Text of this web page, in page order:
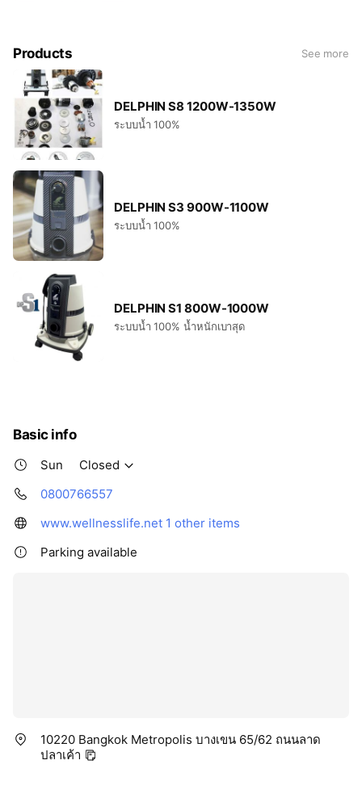
Products See more
DELPHIN S8 1200W-1350W
ระบบน้ำ 100%
DELPHIN S3 900W-1100W
ระบบน้ำ 100%
DELPHIN S1 800W-1000W
ระบบน้ำ 100% น้ำหนักเบาสุด
Basic info
Sun
Closed
0800766557
www.wellnesslife.net 1 other items
Parking available
10220 Bangkok Metropolis บางเขน 65/62 ถนนลาด
ปลาเค้า